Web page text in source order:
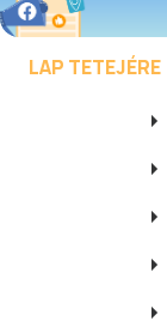
LAP TETEJÉRE